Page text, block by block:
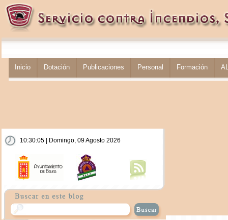
Inicio Dotación Publicaciones Personal Formación
10:30:05 | Domingo, 09 Agosto 2026